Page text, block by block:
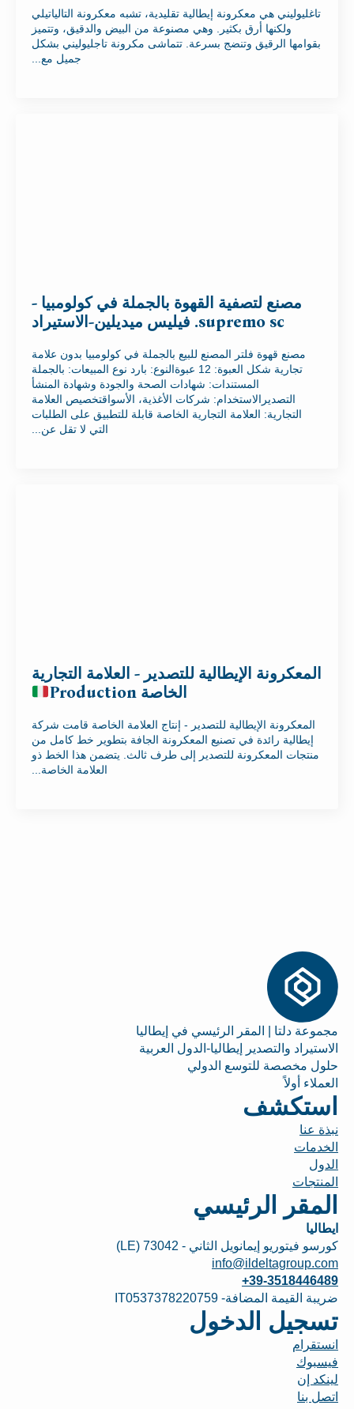
تاغليوليني هي معكرونة إيطالية تقليدية، تشبه معكرونة التالياتيلي
ولكنها أرق بكثير. وهي مصنوعة من البيض والدقيق، وتتميز
بقوامها الرقيق وتنضج بسرعة. تتماشى مكرونة تاجليوليني بشكل
جميل مع...
مصنع لتصفية القهوة بالجملة في كولومبيا -
supremo sc. فيليس ميديلين-الاستيراد
مصنع قهوة فلتر المصنع للبيع بالجملة في كولومبيا بدون علامة
تجارية شكل العبوة: 12 عبوةالنوع: بارد نوع المبيعات: بالجملة
المستندات: شهادات الصحة والجودة وشهادة المنشأ
التصديرالاستخدام: شركات الأغذية، الأسواقتخصيص العلامة
التجارية: العلامة التجارية الخاصة قابلة للتطبيق على الطلبات
التي لا تقل عن...
المعكرونة الإيطالية للتصدير - العلامة التجارية
الخاصة Production
المعكرونة الإيطالية للتصدير - إنتاج العلامة الخاصة قامت شركة
إيطالية رائدة في تصنيع المعكرونة الجافة بتطوير خط كامل من
منتجات المعكرونة للتصدير إلى طرف ثالث. يتضمن هذا الخط ذو
العلامة الخاصة...
مجموعة دلتا | المقر الرئيسي في إيطاليا
الاستيراد والتصدير إيطاليا-الدول العربية
حلول مخصصة للتوسع الدولي
العملاء أولاً
استكشف
نبذة عنا
الخدمات
الدول
المنتجات
المقر الرئيسي
ايطاليا
كورسو فيتوريو إيمانويل الثاني - 73042 (LE)
info@ildeltagroup.com
+39-3518446489
ضريبة القيمة المضافة- IT0537378220759
تسجيل الدخول
انستقرام
فيسبوك
لينكد إن
اتصل بنا